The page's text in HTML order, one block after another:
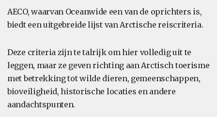
AECO, waarvan Oceanwide een van de oprichters is,
biedt een uitgebreide lijst van Arctische reiscriteria.
Deze criteria zijn te talrijk om hier volledig uit te
leggen, maar ze geven richting aan Arctisch toerisme
met betrekking tot wilde dieren, gemeenschappen,
bioveiligheid, historische locaties en andere
aandachtspunten.